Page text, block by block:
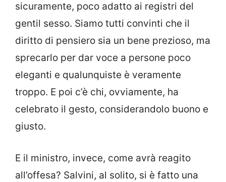
sicuramente, poco adatto ai registri del
gentil sesso. Siamo tutti convinti che il
diritto di pensiero sia un bene prezioso, ma
sprecarlo per dar voce a persone poco
eleganti e qualunquiste è veramente
troppo. E poi c’è chi, ovviamente, ha
celebrato il gesto, considerandolo buono e
giusto.
E il ministro, invece, come avrà reagito
all’offesa? Salvini, al solito, si è fatto una